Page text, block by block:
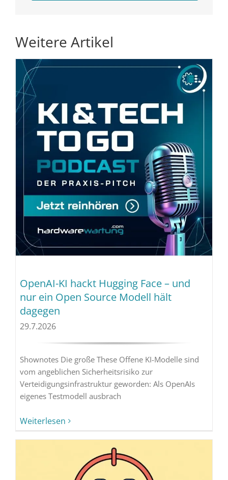
Weitere Artikel
OpenAI-KI hackt Hugging Face – und
nur ein Open Source Modell hält
dagegen
29.7.2026
Shownotes Die große These Offene KI-Modelle sind
vom angeblichen Sicherheitsrisiko zur
Verteidigungsinfrastruktur geworden: Als OpenAIs
eigenes Testmodell ausbrach
Weiterlesen